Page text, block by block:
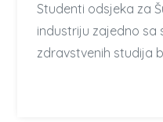
Studenti odsjeka za
industriju zajedno sa
zdravstvenih studija